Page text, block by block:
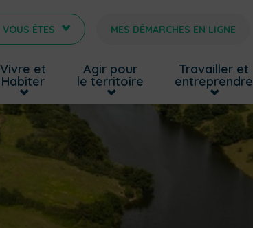
VOUS ÊTES > MES DÉMARCHES EN LIGNE
Vivre et
Habiter
Agir pour
le territoire
Travailler et
entreprendre